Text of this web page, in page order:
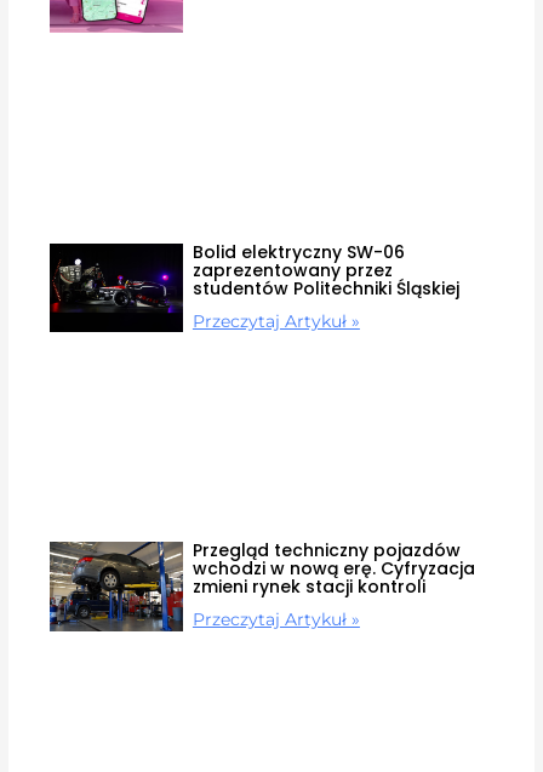
Bolid elektryczny SW-06
zaprezentowany przez
studentów Politechniki Śląskiej
Przeczytaj Artykuł »
Przegląd techniczny pojazdów
wchodzi w nową erę. Cyfryzacja
zmieni rynek stacji kontroli
Przeczytaj Artykuł »